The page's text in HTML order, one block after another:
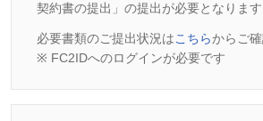
契約書の提出」の提出が必要となります
必要書類のご提出状況はこちらからご確
※ FC2IDへのログインが必要です